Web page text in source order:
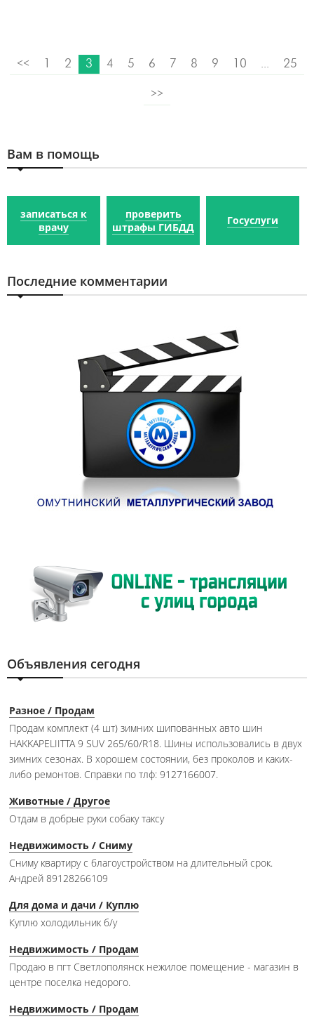
<< 2 3 4 5 6 7 8 9 10 ... 25
>>
Вам в помощь
записаться к
врачу
проверить
штрафы ГИБДД
Госуслуги
Последние комментарии
Объявления сегодня
Разное / Продам
Продам комплект (4 шт) зимних шипованных авто шин
HAKKAPELIITTA 9 SUV 265/60/R18. Шины использовались в двух
зимних сезонах. В хорошем состоянии, без проколов и каких-
либо ремонтов. Справки по тлф: 9127166007.
Животные / Другое
Отдам в добрые руки собаку таксу
Недвижимость / Сниму
Сниму квартиру с благоустройством на длительный срок.
Андрей 89128266109
Для дома и дачи / Куплю
Куплю холодильник б/у
Недвижимость / Продам
Продаю в пгт Светлополянск нежилое помещение - магазин в
центре поселка недорого.
Недвижимость / Продам